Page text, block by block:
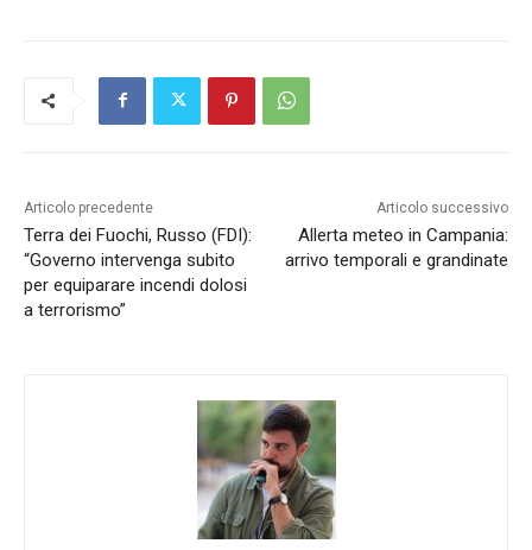
Articolo precedente
Terra dei Fuochi, Russo (FDI):
“Governo intervenga subito
per equiparare incendi dolosi
a terrorismo”
Articolo successivo
Allerta meteo in Campania:
arrivo temporali e grandinate